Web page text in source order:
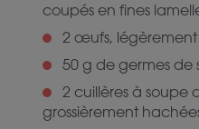
coupés en fines
2 œufs,
50 g de germes de
2 cuillères à soupe
grossièrement